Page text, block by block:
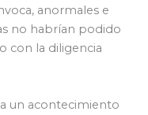
anormales e
no habrían podido
con la diligencia
a un acontecimiento